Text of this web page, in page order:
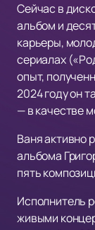
Сейчас в
альбом и
карьеры,
сериалах
опыт,
2024 году он
— в качестве
Ваня активно
альбома
пять
Исполнитель
живыми